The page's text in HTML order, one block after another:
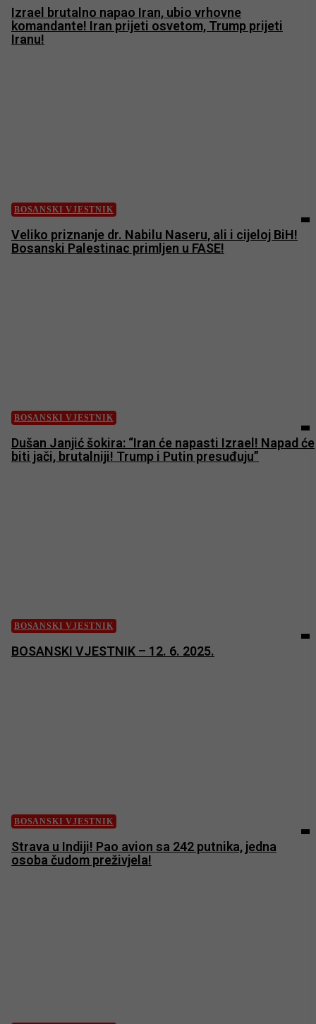
Izrael brutalno napao Iran, ubio vrhovne
komandante! Iran prijeti osvetom, Trump prijeti
Iranu!
BOSANSKI VJESTNIK
Veliko priznanje dr. Nabilu Naseru, ali i cijeloj BiH!
Bosanski Palestinac primljen u FASE!
BOSANSKI VJESTNIK
Dušan Janjić šokira: “Iran će napasti Izrael! Napad će
biti jači, brutalniji! Trump i Putin presuđuju”
BOSANSKI VJESTNIK
BOSANSKI VJESTNIK – 12. 6. 2025.
BOSANSKI VJESTNIK
Strava u Indiji! Pao avion sa 242 putnika, jedna
osoba čudom preživjela!